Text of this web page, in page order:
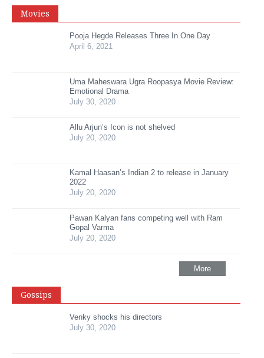
Movies
Pooja Hegde Releases Three In One Day
April 6, 2021
Uma Maheswara Ugra Roopasya Movie Review:
Emotional Drama
July 30, 2020
Allu Arjun’s Icon is not shelved
July 20, 2020
Kamal Haasan’s Indian 2 to release in January
2022
July 20, 2020
Pawan Kalyan fans competing well with Ram
Gopal Varma
July 20, 2020
More
Gossips
Venky shocks his directors
July 30, 2020